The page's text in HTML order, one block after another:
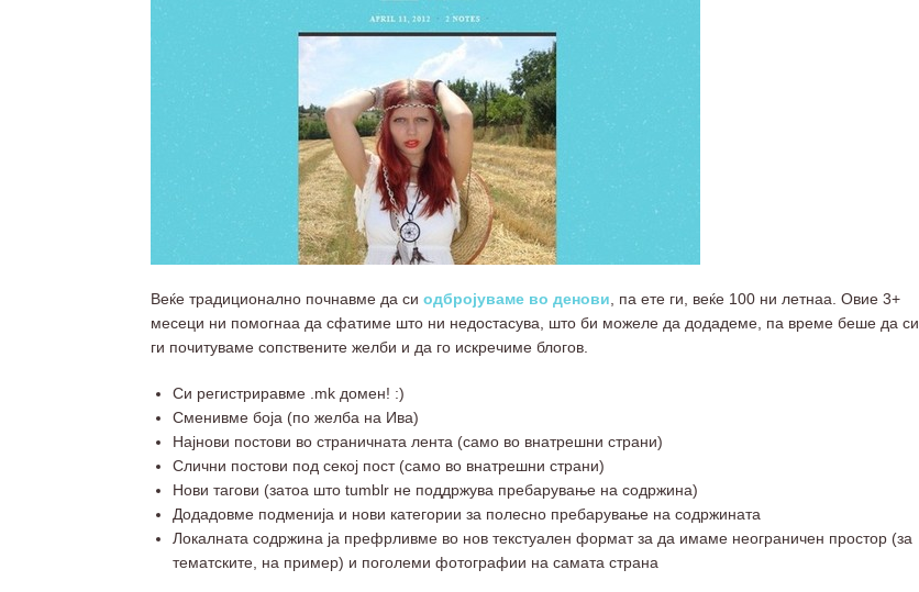
Веќе традиционално почнавме да си одбројуваме во денови, па ете ги, веќе 100 ни летнаа. Овие 3+
месеци ни помогнаа да сфатиме што ни недостасува, што би можеле да додадеме, па време беше да си
ги почитуваме сопствените желби и да го искречиме блогов.
Си регистриравме .mk домен! :)
Сменивме боја (по желба на Ива)
Најнови постови во страничната лента (само во внатрешни страни)
Слични постови под секој пост (само во внатрешни страни)
Нови тагови (затоа што tumblr не поддржува пребарување на содржина)
Додадовме подменија и нови категории за полесно пребарување на содржината
Локалната содржина ја префрливме во нов текстуален формат за да имаме неограничен простор (за
тематските, на пример) и поголеми фотографии на самата страна